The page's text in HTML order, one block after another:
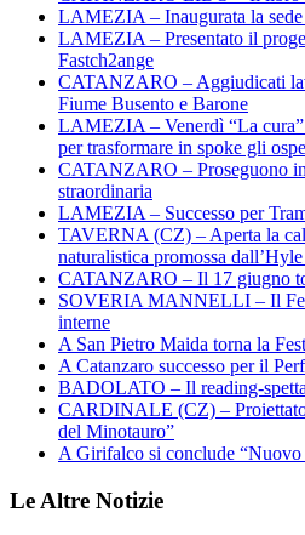
LAMEZIA – Inaugurata la
LAMEZIA – Presentato il
Fastch2ange
CATANZARO – Aggiudicati
Fiume Busento e Barone
LAMEZIA – Venerdì “La cura”
per trasformare in spoke gli
CATANZARO – Proseguono
straordinaria
LAMEZIA – Successo per
TAVERNA (CZ) – Aperta la
naturalistica promossa
CATANZARO – Il 17 giugno
SOVERIA MANNELLI – Il
interne
A San Pietro Maida torna la
A Catanzaro successo per il
BADOLATO – Il reading-
CARDINALE (CZ) –
del Minotauro”
A Girifalco si conclude “Nuovo
Le Altre Notizie